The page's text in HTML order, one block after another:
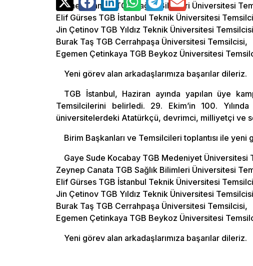
Zeynep Canata TGB Sağlık Bilimleri Üniversitesi
Elif Gürses TGB İstanbul Teknik Üniversitesi
Jin Çetinov TGB Yıldız Teknik Üniversitesi
Burak Taş TGB Cerrahpaşa Üniversitesi Temsilcisi,
Egemen Çetinkaya TGB Beykoz Üniversitesi
Yeni görev alan arkadaşlarımıza başarılar dileriz.
TGB İstanbul, Haziran ayında yapılan üye
Temsilcilerini belirledi. 29. Ekim’in 100.
üniversitelerdeki Atatürkçü, devrimci, milliyetçi ve
Birim Başkanları ve Temsilcileri toplantısı ile
Gaye Sude Kocabay TGB Medeniyet Üniversitesi
Zeynep Canata TGB Sağlık Bilimleri Üniversitesi
Elif Gürses TGB İstanbul Teknik Üniversitesi
Jin Çetinov TGB Yıldız Teknik Üniversitesi
Burak Taş TGB Cerrahpaşa Üniversitesi Temsilcisi,
Egemen Çetinkaya TGB Beykoz Üniversitesi
Yeni görev alan arkadaşlarımıza başarılar dileriz.